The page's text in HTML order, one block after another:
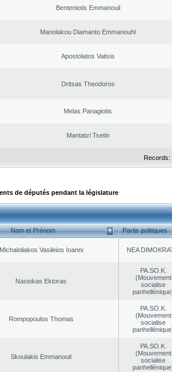
Benteniotis Emmanouil
Manolakou Diamanto Emmanouhl
Apostolatos Vaitsis
Dritsas Theodoros
Melas Panagiotis
Mantatzi Tsetin
Records:
de députés pendant la législature
Nom et Prénom Partis politiques
Michaloliakos Vasileios Ioanni NEA
Nasiokas Ektoras
PA.SO.K.
(Mouvement
socialise
Rompopoulos Thomas
PA.SO.K.
(Mouvement
socialise
Skoulakis Emmanouil
PA.SO.K.
(Mouvement
socialise